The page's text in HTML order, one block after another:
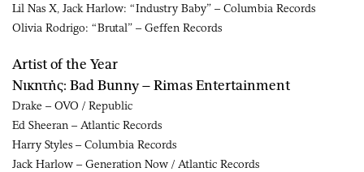
Lil Nas X, Jack Harlow: “Industry Baby” – Columbia Records
Olivia Rodrigo: “Brutal” – Geffen Records
Artist of the Year
Νικητής: Bad Bunny – Rimas Entertainment
Drake – OVO / Republic
Ed Sheeran – Atlantic Records
Harry Styles – Columbia Records
Jack Harlow – Generation Now / Atlantic Records